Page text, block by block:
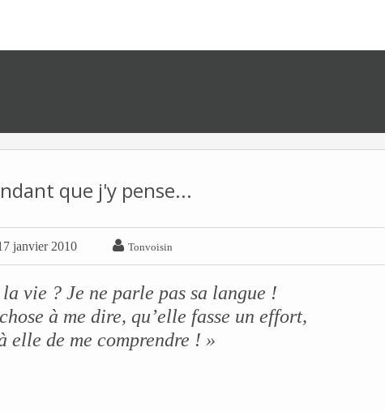
que j'y pense...
janvier 2010  Tonvoisin
vie ? Je ne parle pas sa langue !
à me dire, qu’elle fasse un effort,
elle de me comprendre ! »